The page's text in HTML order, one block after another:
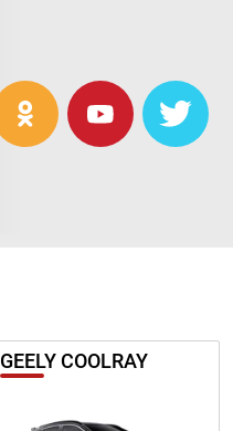
GEELY COOLRAY